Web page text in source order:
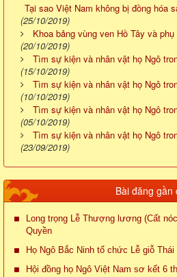
Tại sao Việt Nam không bị đồng hóa
(25/10/2019)
Khoa bảng vùng ven Hồ Tây và
(20/10/2019)
Tìm sự kiện và nhân vật họ Ngô
(15/10/2019)
Tìm sự kiện và nhân vật họ Ngô
(10/10/2019)
Tìm sự kiện và nhân vật họ Ngô
(05/10/2019)
Tìm sự kiện và nhân vật họ Ngô
(23/09/2019)
Bài đăng gần
Long trọng Lễ Thượng lương (Cất
Quyền
Họ Ngô Bắc Ninh tổ chức Lễ giỗ
Hội đồng họ Ngô Việt Nam sơ kết 6